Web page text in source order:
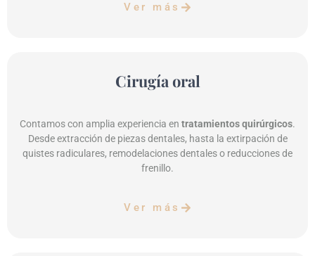
Ver más
Cirugía oral​
Contamos con amplia experiencia en tratamientos quirúrgicos.
Desde extracción de piezas dentales, hasta la extirpación de
quistes radiculares, remodelaciones dentales o reducciones de
frenillo.
Ver más